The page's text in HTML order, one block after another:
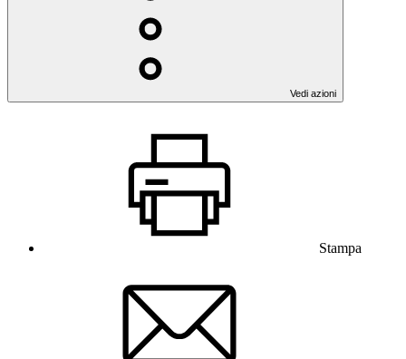
Vedi azioni
Stampa